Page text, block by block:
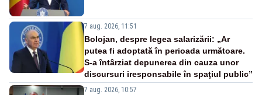
7 aug. 2026, 11:51
Bolojan, despre legea salarizării: „Ar
putea fi adoptată în perioada următoare.
S-a întârziat depunerea din cauza unor
discursuri iresponsabile în spaţiul public”
7 aug. 2026, 10:57